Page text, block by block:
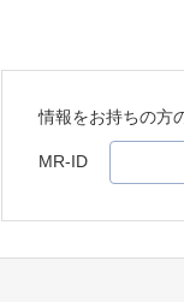
情報をお持ちの方
MR-ID